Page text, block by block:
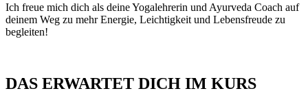
Ich freue mich dich als deine Yogalehrerin und Ayurveda Coach auf
deinem Weg zu mehr Energie, Leichtigkeit und Lebensfreude zu
begleiten!
DAS ERWARTET DICH IM KURS